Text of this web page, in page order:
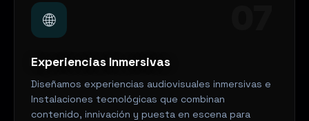
🌐
Experiencias Inmersivas
Diseñamos experiencias audiovisuales inmersivas e
Instalaciones tecnológicas que combinan
contenido, innivación y puesta en escena para